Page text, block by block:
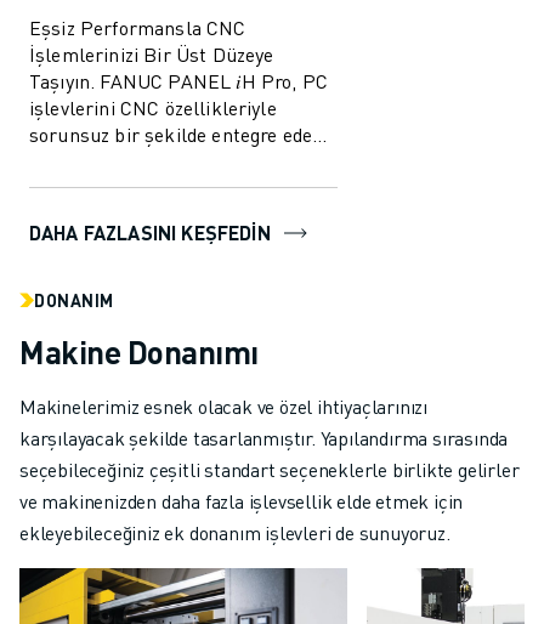
Eşsiz Performansla CNC
İşlemlerinizi Bir Üst Düzeye
Taşıyın. FANUC PANEL 𝑖H Pro, PC
işlevlerini CNC özellikleriyle
sorunsuz bir şekilde entegre eden,
performans ve es...
DAHA FAZLASINI KEŞFEDİN
DONANIM
Makine Donanımı
Makinelerimiz esnek olacak ve özel ihtiyaçlarınızı
karşılayacak şekilde tasarlanmıştır. Yapılandırma sırasında
seçebileceğiniz çeşitli standart seçeneklerle birlikte gelirler
ve makinenizden daha fazla işlevsellik elde etmek için
ekleyebileceğiniz ek donanım işlevleri de sunuyoruz.